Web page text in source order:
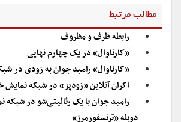
مطالب مرتبط
رابطه ظرف و مظروف
«کارناوال» در یک چهارم نهایی
«کارناوال» رامبد جوان به زودی در
اکران آنلاین «زودپز» در شبکه نمایش
رامبد جوان با یک رئالیتی‌شو در شبکه
دوبله «ترنسفورمرز»